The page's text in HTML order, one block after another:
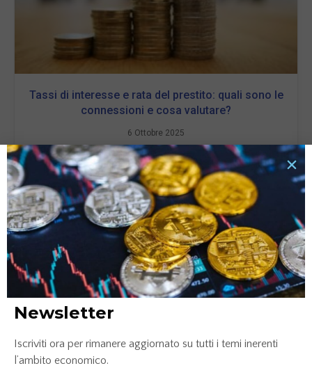
Tassi di interesse e rata del prestito: quali sono le
connessioni e cosa valutare?
6 Ottobre 2025
LEGGI TUTTO »
Carta prepagata N26: la soluzione smart per gestire
le tue finanze nel 2025
Newsletter
Iscriviti ora per rimanere aggiornato su tutti i temi inerenti
l’ambito economico.